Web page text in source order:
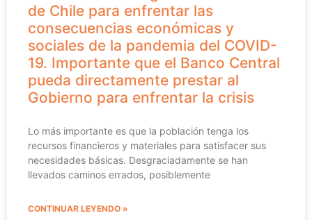
de Chile para enfrentar las
consecuencias económicas y
sociales de la pandemia del COVID-
19. Importante que el Banco Central
pueda directamente prestar al
Gobierno para enfrentar la crisis
Lo más importante es que la población tenga los
recursos financieros y materiales para satisfacer sus
necesidades básicas. Desgraciadamente se han
llevados caminos errados, posiblemente
CONTINUAR LEYENDO »